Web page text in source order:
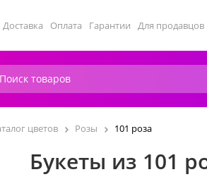
Доставка Оплата Гарантии Для продавцов
цветов Розы 101 роза
Букеты из 101